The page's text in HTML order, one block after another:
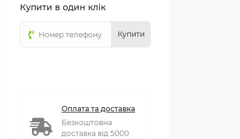
Купити в один клік
Купити
Оплата та доставка
Безкоштовна
доставка від 5000